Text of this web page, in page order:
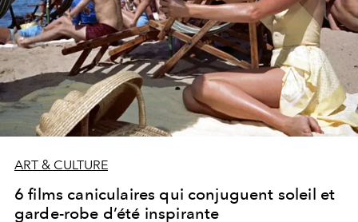
ART & CULTURE
6 films caniculaires qui conjuguent soleil et
garde-robe d’été inspirante